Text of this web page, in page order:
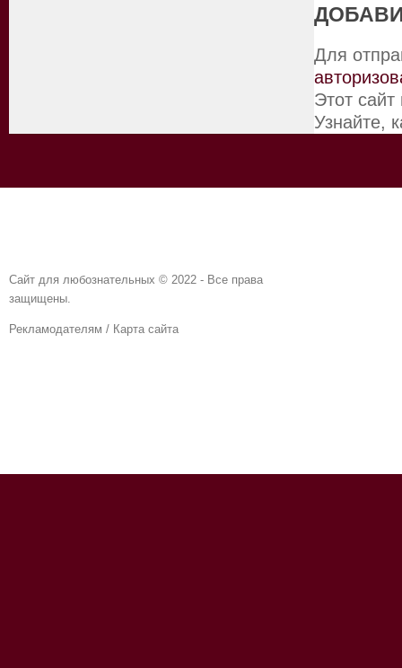
Для
Этот
Узнайте,
Сайт для любознательных © 2022 - Все права
защищены.
Рекламодателям / Карта сайта